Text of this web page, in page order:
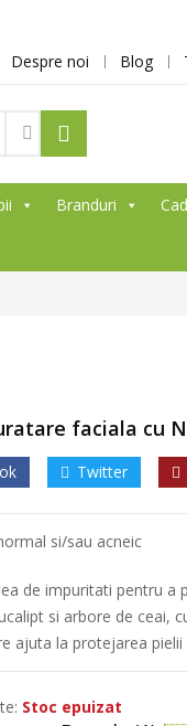
Despre noi Blog
Branduri
faciala cu
Twitter
si/sau acneic
de impuritati pentru a
si arbore de ceai,
ajuta la protejarea
Stoc epuizat